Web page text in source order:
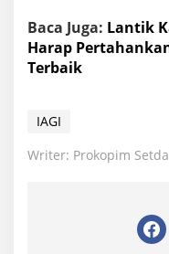
Baca Juga: Lantik
Harap
Terbaik
IAGI
Writer: Prokopim